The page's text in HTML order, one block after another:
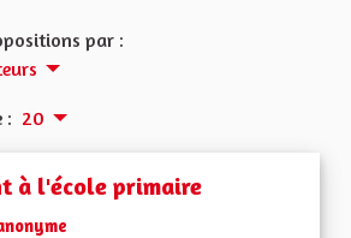
par :
: 20
à l'école primaire